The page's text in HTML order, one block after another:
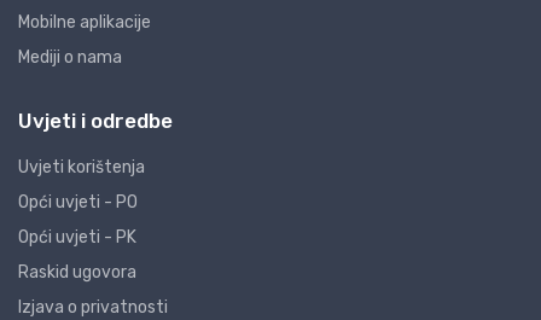
Mobilne aplikacije
Mediji o nama
Uvjeti i odredbe
Uvjeti korištenja
Opći uvjeti - PO
Opći uvjeti - PK
Raskid ugovora
Izjava o privatnosti